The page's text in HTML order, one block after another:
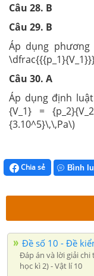
Câu 28. B
Câu 29. B
Áp dụng
Câu 30. A
Áp dụng định
{V_1} =
{3.10^5}\,\,Pa\)
Chia sẻ Bình
Đề số 10 - Đề
Đáp án và lời giải
học kì 2) - Vật lí 10